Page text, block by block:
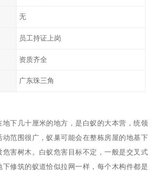
无
员工持证上岗
资质齐全
广东珠三角
地下几十厘米的地方，是白蚁的大本营，统领
动范围很广，蚁巢可能会在整栋房屋的地基下
危害树木。白蚁危害目标不定，一般是交叉式
修筑的蚁道恰似拉网一样，每个木构件都是